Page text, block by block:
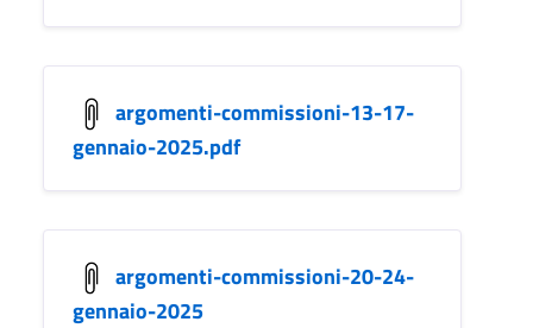
argomenti-commissioni-13-17-
gennaio-2025.pdf
argomenti-commissioni-20-24-
gennaio-2025